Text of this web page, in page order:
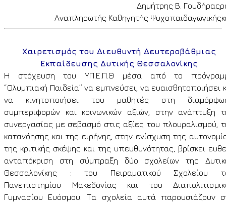
Δημήτρης Β.
Αναπληρωτής Καθηγητής
Χαιρετισμός του Διευθυντή Δευτεροβάθμιας
Εκπαίδευσης Δυτικής Θεσσαλονίκης
Η στόχευση του ΥΠ.Ε.Π.Θ μέσα από το
“Ολυμπιακή Παιδεία” να εμπνεύσει, να ευαισθητοποιήσει
να κινητοποιήσει του μαθητές στη
συμπεριφορών και κοινωνικών αξιών, στην ανάπτυξη
συνεργασίας με σεβασμό στις αξίες του πλουραλισμού,
κατανόησης και της ειρήνης, στην ενίσχυση της
της κριτικής σκέψης και της υπευθυνότητας, βρίσκει
ανταπόκριση στη σύμπραξη δύο σχολείων της
Θεσσαλονίκης : του Πειραματικού Σχολείου
Πανεπιστημίου Μακεδονίας και του
Γυμνασίου Ευόσμου. Τα σχολεία αυτά παρουσιάζουν